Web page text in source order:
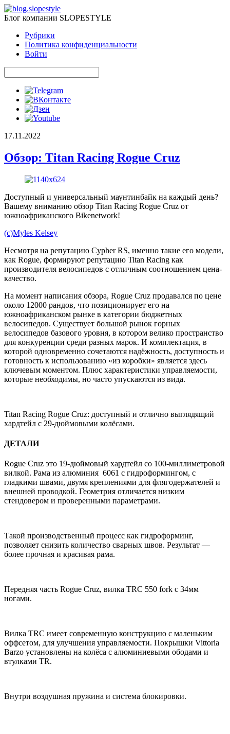
Блог компании SLOPESTYLE
Рубрики
Политика конфиденциальности
Войти
17.11.2022
Обзор: Titan Racing Rogue Cruz
Доступный и универсальный маунтинбайк на каждый день?
Вашему вниманию обзор Titan Racing Rogue Cruz от
южноафриканского Bikenetwork!
(с)Myles Kelsey
Несмотря на репутацию Cypher RS, именно такие его модели,
как Rogue, формируют репутацию Titan Racing как
производителя велосипедов с отличным соотношением цена-
качество.
На момент написания обзора, Rogue Cruz продавался по цене
около 12000 рандов, что позиционирует его на
южноафриканском рынке в категории бюджетных
велосипедов. Существует большой рынок горных
велосипедов базового уровня, в котором велико пространство
для конкуренции среди разных марок. И комплектация, в
которой одновременно сочетаются надёжность, доступность и
готовность к использованию «из коробки» является здесь
ключевым моментом. Плюс характеристики управляемости,
которые необходимы, но часто упускаются из вида.
Titan Racing Rogue Cruz: доступный и отлично выглядящий
хардтейл с 29-дюймовыми колёсами.
ДЕТАЛИ
Rogue Cruz это 19-дюймовый хардтейл со 100-миллиметровой
вилкой. Рама из алюминия 6061 с гидроформингом, с
гладкими швами, двумя креплениями для флягодержателей и
внешней проводкой. Геометрия отличается низким
стендовером и проверенными параметрами.
Такой производственный процесс как гидроформинг,
позволяет снизить количество сварных швов. Результат —
более прочная и красивая рама.
Передняя часть Rogue Cruz, вилка TRC 550 fork с 34мм
ногами.
Вилка TRC имеет современную конструкцию с маленьким
оффсетом, для улучшения управляемости. Покрышки Vittoria
Barzo установлены на колёса с алюминиевыми ободами и
втулками TR.
Внутри воздушная пружина и система блокировки.